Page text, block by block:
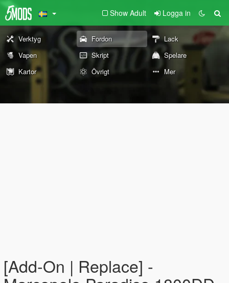
Show Adult Logga in
Verktyg Fordon
Lack
Vapen
Skript
Spelare
Kartor
Övrigt Mer
[Add-On | Replace] -